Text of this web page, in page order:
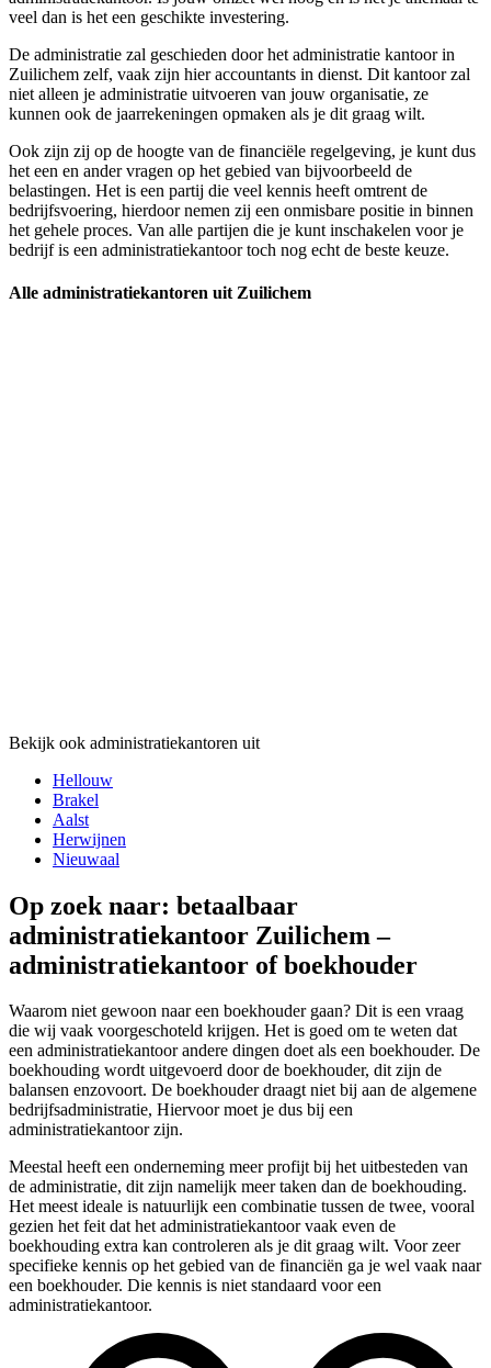
veel dan is het een geschikte investering.
De administratie zal geschieden door het administratie kantoor in
Zuilichem zelf, vaak zijn hier accountants in dienst. Dit kantoor zal
niet alleen je administratie uitvoeren van jouw organisatie, ze
kunnen ook de jaarrekeningen opmaken als je dit graag wilt.
Ook zijn zij op de hoogte van de financiële regelgeving, je kunt dus
het een en ander vragen op het gebied van bijvoorbeeld de
belastingen. Het is een partij die veel kennis heeft omtrent de
bedrijfsvoering, hierdoor nemen zij een onmisbare positie in binnen
het gehele proces. Van alle partijen die je kunt inschakelen voor je
bedrijf is een administratiekantoor toch nog echt de beste keuze.
Alle administratiekantoren uit Zuilichem
Bekijk ook administratiekantoren uit
Hellouw
Brakel
Aalst
Herwijnen
Nieuwaal
Op zoek naar: betaalbaar
administratiekantoor Zuilichem –
administratiekantoor of boekhouder
Waarom niet gewoon naar een boekhouder gaan? Dit is een vraag
die wij vaak voorgeschoteld krijgen. Het is goed om te weten dat
een administratiekantoor andere dingen doet als een boekhouder. De
boekhouding wordt uitgevoerd door de boekhouder, dit zijn de
balansen enzovoort. De boekhouder draagt niet bij aan de algemene
bedrijfsadministratie, Hiervoor moet je dus bij een
administratiekantoor zijn.
Meestal heeft een onderneming meer profijt bij het uitbesteden van
de administratie, dit zijn namelijk meer taken dan de boekhouding.
Het meest ideale is natuurlijk een combinatie tussen de twee, vooral
gezien het feit dat het administratiekantoor vaak even de
boekhouding extra kan controleren als je dit graag wilt. Voor zeer
specifieke kennis op het gebied van de financiën ga je wel vaak naar
een boekhouder. Die kennis is niet standaard voor een
administratiekantoor.